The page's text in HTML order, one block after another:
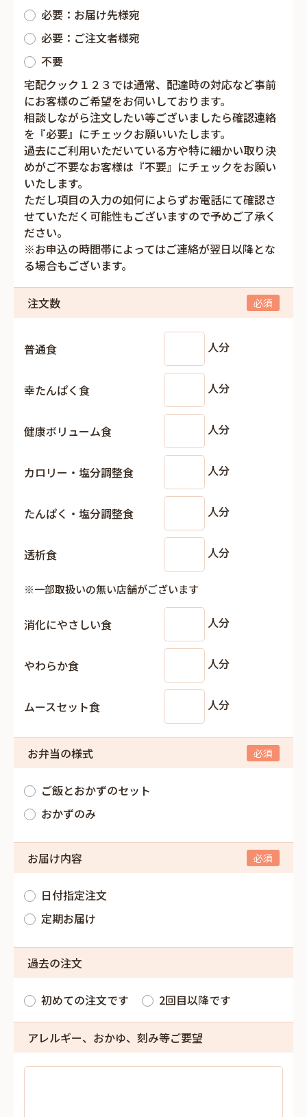
必要：お届け先様宛
必要：ご注文者様宛
不要
宅配クック１２３では通常、配達時の対応など事前
にお客様のご希望をお伺いしております。
相談しながら注文したい等ございましたら確認連絡
を『必要』にチェックお願いいたします。
過去にご利用いただいている方や特に細かい取り決
めがご不要なお客様は『不要』にチェックをお願い
いたします。
ただし項目の入力の如何によらずお電話にて確認さ
せていただく可能性もございますので予めご了承く
ださい。
※お申込の時間帯によってはご連絡が翌日以降とな
る場合もございます。
注文数
普通食 人分
幸たんぱく食 人分
健康ボリューム食 人分
カロリー・塩分調整食 人分
たんぱく・塩分調整食 人分
透析食 人分
※一部取扱いの無い店舗がございます
消化にやさしい食 人分
やわらか食 人分
ムースセット食 人分
お弁当の様式
ご飯とおかずのセット
おかずのみ
お届け内容
日付指定注文
定期お届け
過去の注文
初めての注文です 2回目以降です
アレルギー、おかゆ、刻み等ご要望